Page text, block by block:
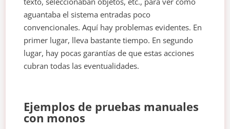
aguantaba el sistema entradas poco
convencionales. Aquí hay problemas evidentes. En
primer lugar, lleva bastante tiempo. En segundo
lugar, hay pocas garantías de que estas acciones
cubran todas las eventualidades.
Ejemplos de pruebas manuales
con monos